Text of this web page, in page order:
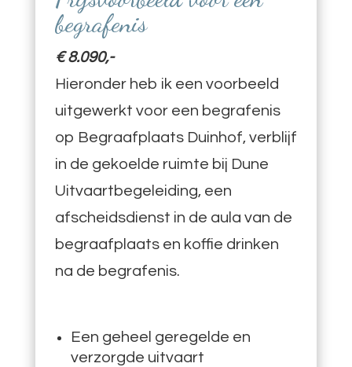
begrafenis
€ 8.090,-
Hieronder heb ik een voorbeeld
uitgewerkt voor een begrafenis
op Begraafplaats Duinhof, verblijf
in de gekoelde ruimte bij Dune
Uitvaartbegeleiding, een
afscheidsdienst in de aula van de
begraafplaats en koffie drinken
na de begrafenis.
Een geheel geregelde en
verzorgde uitvaart